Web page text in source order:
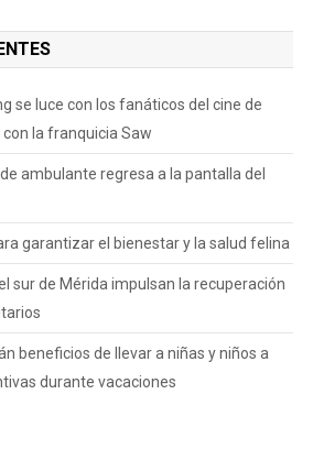
se luce con los fanáticos del cine de
la franquicia Saw
ambulante regresa a la pantalla del
garantizar el bienestar y la salud felina
sur de Mérida impulsan la recuperación
beneficios de llevar a niñas y niños a
durante vacaciones